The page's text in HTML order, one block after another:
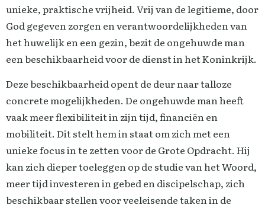
unieke, praktische vrijheid. Vrij van de legitieme, door
God gegeven zorgen en verantwoordelijkheden van
het huwelijk en een gezin, bezit de ongehuwde man
een beschikbaarheid voor de dienst in het Koninkrijk.
Deze beschikbaarheid opent de deur naar talloze
concrete mogelijkheden. De ongehuwde man heeft
vaak meer flexibiliteit in zijn tijd, financiën en
mobiliteit. Dit stelt hem in staat om zich met een
unieke focus in te zetten voor de Grote Opdracht. Hij
kan zich dieper toeleggen op de studie van het Woord,
meer tijd investeren in gebed en discipelschap, zich
beschikbaar stellen voor veeleisende taken in de